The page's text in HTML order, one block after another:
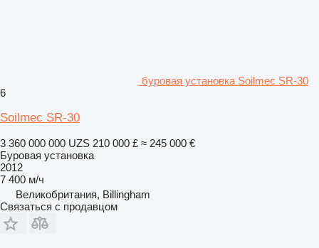
буровая установка Soilmec SR-30
6
Soilmec SR-30
3 360 000 000 UZS 210 000 £ ≈ 245 000 €
Буровая установка
2012
7 400 м/ч
Великобритания, Billingham
Связаться с продавцом